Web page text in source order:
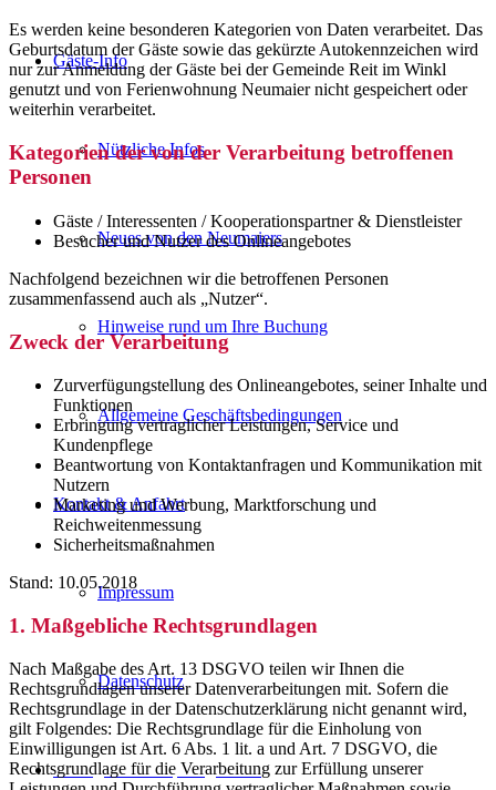
Gäste-Info
Nützliche Infos
Neues von den Neumaiers
Hinweise rund um Ihre Buchung
Allgemeine Geschäftsbedingungen
Kontakt & Anfahrt
Impressum
Datenschutz
Anfrage mit Bestpreisgarantie
Es werden keine besonderen Kategorien von Daten verarbeitet. Das
Geburtsdatum der Gäste sowie das gekürzte Autokennzeichen wird
nur zur Anmeldung der Gäste bei der Gemeinde Reit im Winkl
genutzt und von Ferienwohnung Neumaier nicht gespeichert oder
weiterhin verarbeitet.
Kategorien der von der Verarbeitung betroffenen
Personen
Gäste / Interessenten / Kooperationspartner & Dienstleister
Besucher und Nutzer des Onlineangebotes
Nachfolgend bezeichnen wir die betroffenen Personen
zusammenfassend auch als „Nutzer“.
Zweck der Verarbeitung
Zurverfügungstellung des Onlineangebotes, seiner Inhalte und
Funktionen
Erbringung vertraglicher Leistungen, Service und
Kundenpflege
Beantwortung von Kontaktanfragen und Kommunikation mit
Nutzern
Marketing und Werbung, Marktforschung und
Reichweitenmessung
Sicherheitsmaßnahmen
Stand: 10.05.2018
1. Maßgebliche Rechtsgrundlagen
Nach Maßgabe des Art. 13 DSGVO teilen wir Ihnen die
Rechtsgrundlagen unserer Datenverarbeitungen mit. Sofern die
Rechtsgrundlage in der Datenschutzerklärung nicht genannt wird,
gilt Folgendes: Die Rechtsgrundlage für die Einholung von
Einwilligungen ist Art. 6 Abs. 1 lit. a und Art. 7 DSGVO, die
Rechtsgrundlage für die Verarbeitung zur Erfüllung unserer